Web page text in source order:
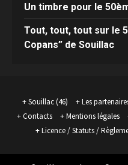
Un timbre pour le
Tout, tout, tout sur le
Copans” de Souillac
Souillac (46) Les
Contacts
Mentions légales
Licence / Statuts /